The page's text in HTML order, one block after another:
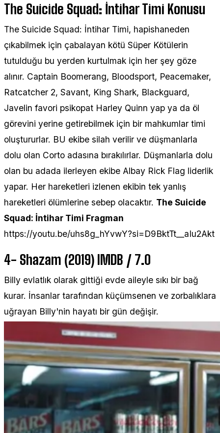
The Suicide Squad: İntihar Timi Konusu
The Suicide Squad: İntihar Timi, hapishaneden
çıkabilmek için çabalayan kötü Süper Kötülerin
tutulduğu bu yerden kurtulmak için her şey göze
alınır. Captain Boomerang, Bloodsport, Peacemaker,
Ratcatcher 2, Savant, King Shark, Blackguard,
Javelin favori psikopat Harley Quinn yap ya da öl
görevini yerine getirebilmek için bir mahkumlar timi
oluştururlar. BU ekibe silah verilir ve düşmanlarla
dolu olan Corto adasına bırakılırlar. Düşmanlarla dolu
olan bu adada ilerleyen ekibe Albay Rick Flag liderlik
yapar. Her hareketleri izlenen ekibin tek yanlış
hareketleri ölümlerine sebep olacaktır. The Suicide
Squad: İntihar Timi Fragman
https://youtu.be/uhs8g_hYvwY?si=D9BktTt__aIu2Akt
4- Shazam (2019) IMDB / 7.0
Billy evlatlık olarak gittiği evde aileyle sıkı bir bağ
kurar. İnsanlar tarafından küçümsenen ve zorbalıklara
uğrayan Billy'nin hayatı bir gün değişir.